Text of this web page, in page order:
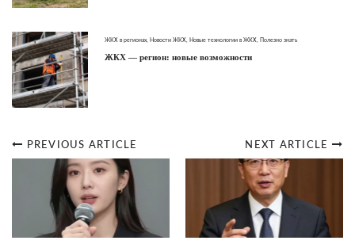
ЖКХ в регионах Новости ЖКХ Новые технологии в ЖКХ Полезно знать
ЖКХ — регион: новые возможности
Post
navigation
NEXT ARTICLE
PREVIOUS ARTICLE